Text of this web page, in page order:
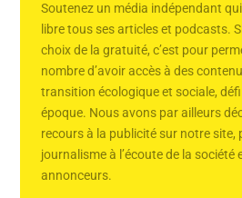
Soutenez un média indépendant
libre tous ses articles et podcasts.
choix de la gratuité, c’est pour
nombre d’avoir accès à des
transition écologique et sociale,
époque. Nous avons par ailleurs
recours à la publicité sur notre site,
journalisme à l’écoute de la société
annonceurs.